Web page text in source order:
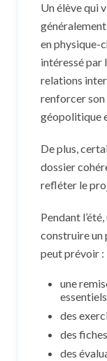
Un élève qui
en physique-
intéressé par
relations
renforcer
géopolitique
De plus,
dossier
refléter le
Pendant
construire un
peut prévoir :
une
des
des
des